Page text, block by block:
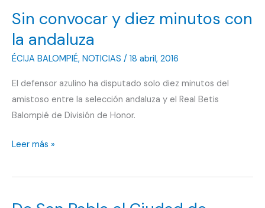
veinte
años
Sin convocar y diez minutos con
la andaluza
ÉCIJA BALOMPIÉ, NOTICIAS / 18 abril, 2016
El defensor azulino ha disputado solo diez minutos del
amistoso entre la selección andaluza y el Real Betis
Balompié de División de Honor.
Sin
y
Leer más »